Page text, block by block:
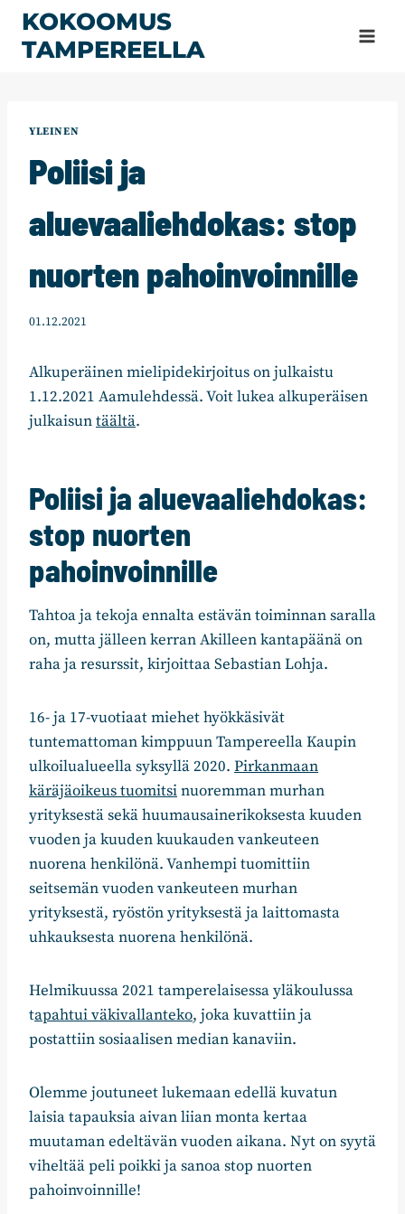
Siirry
sisältöön
KOKOOMUS
TAMPEREELLA
YLEINEN
Poliisi ja
aluevaaliehdokas: stop
nuorten pahoinvoinnille
01.12.2021
Alkuperäinen mielipidekirjoitus on julkaistu
1.12.2021 Aamulehdessä. Voit lukea alkuperäisen
julkaisuntäältä.
Poliisi ja aluevaaliehdokas:
stop nuorten
pahoinvoinnille
Tahtoa ja tekoja ennalta estävän toiminnan saralla
on, mutta jälleen kerran Akilleen kantapäänä on
raha ja resurssit, kirjoittaa Sebastian Lohja.
16- ja 17-vuotiaat miehet hyökkäsivät
tuntemattoman kimppuun Tampereella Kaupin
ulkoilualueella syksyllä 2020. Pirkanmaan
käräjäoikeus tuomitsinuoremman murhan
yrityksestä sekä huumausainerikoksesta kuuden
vuoden ja kuuden kuukauden vankeuteen
nuorena henkilönä. Vanhempi tuomittiin
seitsemän vuoden vankeuteen murhan
yrityksestä, ryöstön yrityksestä ja laittomasta
uhkauksesta nuorena henkilönä.
Helmikuussa 2021 tamperelaisessa yläkoulussa
tapahtui väkivallanteko, joka kuvattiin ja
postattiin sosiaalisen median kanaviin.
Olemme joutuneet lukemaan edellä kuvatun
laisia tapauksia aivan liian monta kertaa
muutaman edeltävän vuoden aikana. Nyt on syytä
viheltää peli poikki ja sanoa stop nuorten
pahoinvoinnille!